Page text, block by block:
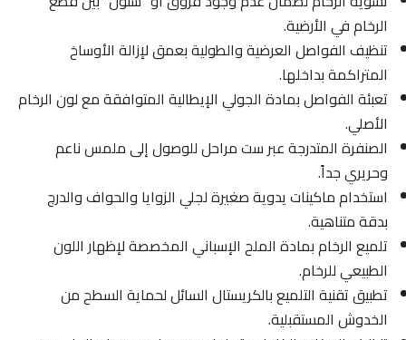
الرخام في الأرضية.
تنظيف الفواصل العرضية والطولية بعمق لإزالة الأوساخ
المتراكمة بداخلها.
تعبئة الفواصل بمادة الجولي الإيطالية المتوافقة مع لون الرخام
الأصلي.
الصنفرة المتدرجة عبر ست مراحل للوصول إلى ملمس ناعم
وحريري جداً.
استخدام ماكينات يدوية صغيرة لجلي الزوايا والحواف والدرج
بدقة متناهية.
تلميع الرخام بمادة الملح الإسباني المخصصة لإظهار اللون
الطبيعي للرخام.
تطبيق تقنية التلميع بالكريستال السائل لحماية السطح من
الخدوش المستقبلية.